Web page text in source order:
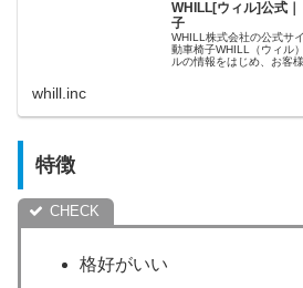
WHILL[ウィル]公式
子
WHILL株式会社の公式サ
動車椅子WHILL（ウィル
ルの情報をはじめ、お客
whill.inc
特徴
格好がいい